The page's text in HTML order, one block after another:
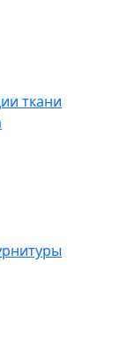
ткани